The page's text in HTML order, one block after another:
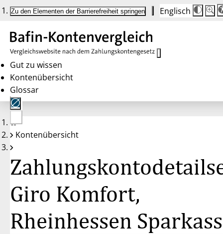
Zu den Elementen der Barrierefreiheit springen Englisch
Die
auf
100
100
Gut zu wissen
Kontenübersicht
Glossar
Keine
Konten
Kontenübersicht
Giro Komfort,
Rheinhessen